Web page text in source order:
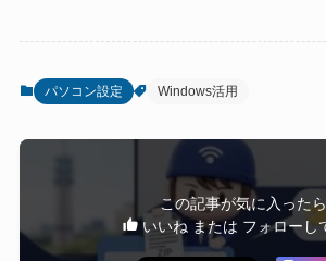
パソコン設定 Windows活用
この記事が気に入ったら
いいね または フォローし